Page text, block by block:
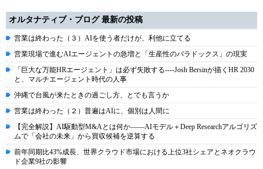
オルタナティブ・ブログ 最新の投稿
営業は終わった（３）AIを使う者だけが、利他に立てる
営業現場で進むAIエージェントの急増と「生産性のパラドックス」の現実
「巨大な万能HRエージェント」は必ず失敗する----Josh Bersinが描くHR 2030
と、マルチエージェント時代の人事
沖縄で台風が来たときの過ごし方、とでも言うか
営業は終わった（２）普遍はAIに、個別は人間に
【完全解説】AI駆動型M&Aとは何か――AIモデル＋Deep Researchアルゴリズ
ムで「会社の未来」から買収候補を逆算する
前年同期比43%成長、世界クラウド市場における上位3社シェアとネオクラウ
ド企業9社の影響